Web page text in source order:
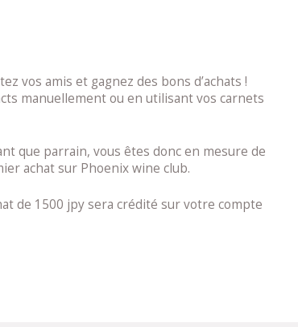
vos amis et gagnez des bons d’achats !
manuellement ou en utilisant vos carnets
que parrain, vous êtes donc en mesure de
achat sur Phoenix wine club.
de 1500 jpy sera crédité sur votre compte